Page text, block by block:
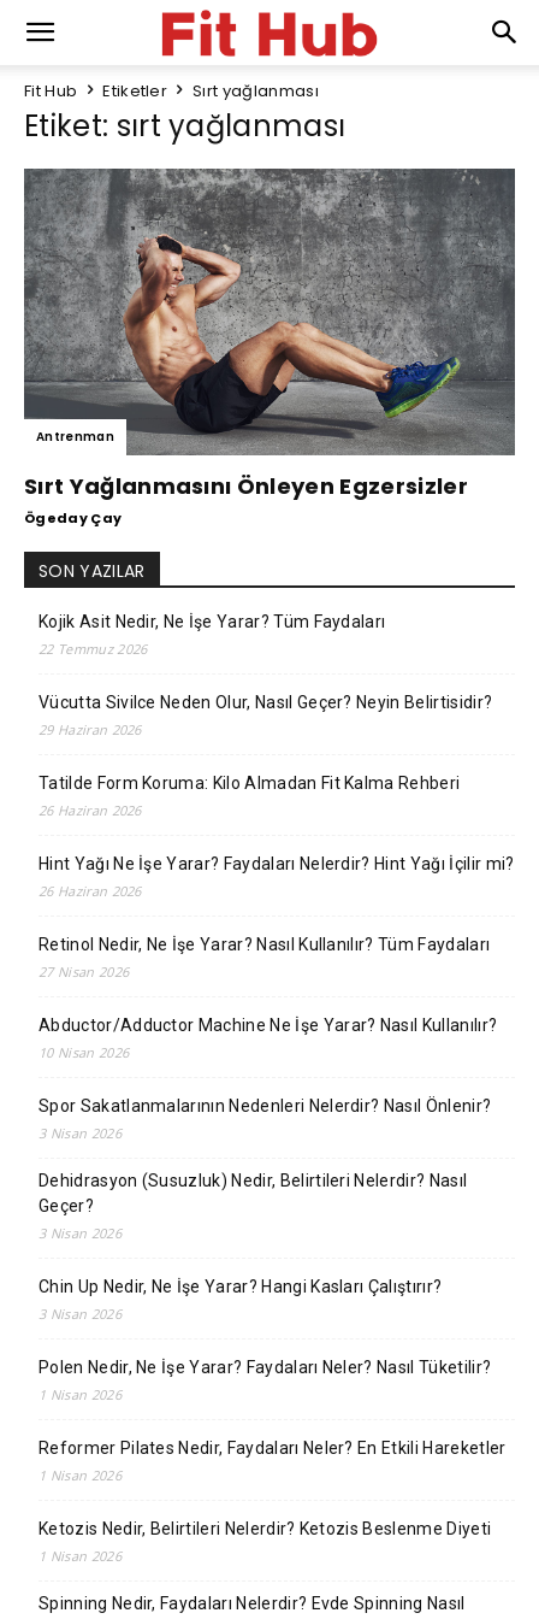
Fit Hub Etiketler Sırt yağlanması
Etiket: sırt yağlanması
Antrenman
Sırt Yağlanmasını Önleyen Egzersizler
Ögeday Çay
SON YAZILAR
Kojik Asit Nedir, Ne İşe Yarar? Tüm Faydaları
22 Temmuz 2026
Vücutta Sivilce Neden Olur, Nasıl Geçer? Neyin Belirtisidir?
29 Haziran 2026
Tatilde Form Koruma: Kilo Almadan Fit Kalma Rehberi
26 Haziran 2026
Hint Yağı Ne İşe Yarar? Faydaları Nelerdir? Hint Yağı İçilir mi?
26 Haziran 2026
Retinol Nedir, Ne İşe Yarar? Nasıl Kullanılır? Tüm Faydaları
27 Nisan 2026
Abductor/Adductor Machine Ne İşe Yarar? Nasıl Kullanılır?
10 Nisan 2026
Spor Sakatlanmalarının Nedenleri Nelerdir? Nasıl Önlenir?
3 Nisan 2026
Dehidrasyon (Susuzluk) Nedir, Belirtileri Nelerdir? Nasıl
Geçer?
3 Nisan 2026
Chin Up Nedir, Ne İşe Yarar? Hangi Kasları Çalıştırır?
3 Nisan 2026
Polen Nedir, Ne İşe Yarar? Faydaları Neler? Nasıl Tüketilir?
1 Nisan 2026
Reformer Pilates Nedir, Faydaları Neler? En Etkili Hareketler
1 Nisan 2026
Ketozis Nedir, Belirtileri Nelerdir? Ketozis Beslenme Diyeti
1 Nisan 2026
Spinning Nedir, Faydaları Nelerdir? Evde Spinning Nasıl